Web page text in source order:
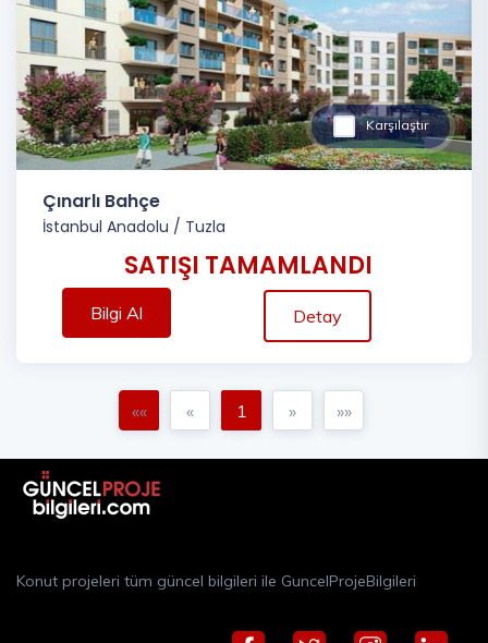
Karşılaştır
Çınarlı Bahçe
İstanbul Anadolu / Tuzla
SATIŞI TAMAMLANDI
Bilgi Al Detay
«« « 1 » »»
Konut projeleri tüm güncel bilgileri ile GuncelProjeBilgileri